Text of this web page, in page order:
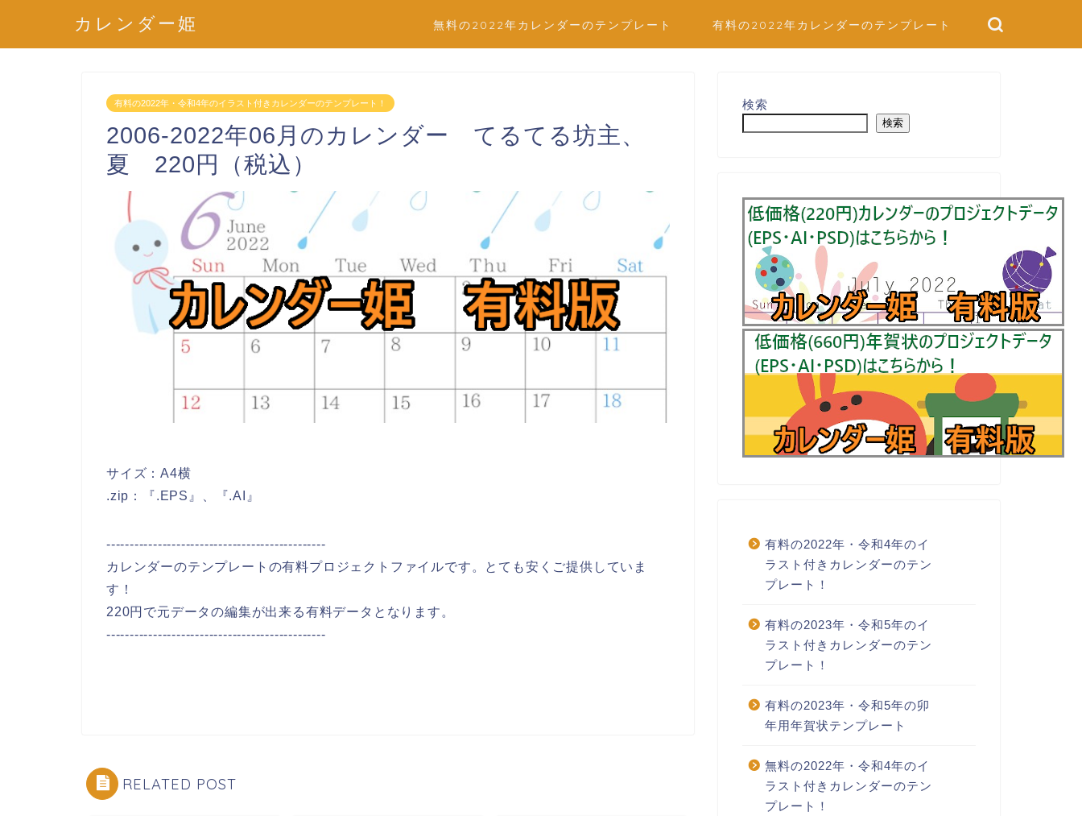
カレンダー姫 無料の2022年カレンダーのテンプレート 有料の2022年カレンダーのテンプレート
有料の2022年・令和4年のイラスト付きカレンダーのテンプレート！
2006-2022年06月のカレンダー てるてる坊主、
夏 220円（税込）
サイズ：A4横
.zip：『.EPS』、『.AI』
-----------------------------------------------
カレンダーのテンプレートの有料プロジェクトファイルです。とても安くご提供していま
す！
220円で元データの編集が出来る有料データとなります。
-----------------------------------------------
RELATED POST
検索
検索
有料の2022年・令和4年のイ
ラスト付きカレンダーのテン
プレート！
有料の2023年・令和5年のイ
ラスト付きカレンダーのテン
プレート！
有料の2023年・令和5年の卯
年用年賀状テンプレート
無料の2022年・令和4年のイ
ラスト付きカレンダーのテン
プレート！